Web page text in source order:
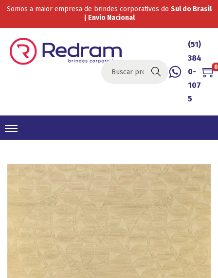
Somos a maior empresa de brindes corporativos do Sul do Brasil
| Envio Nacional
Buscar
(51)
384
0-
107
5
0